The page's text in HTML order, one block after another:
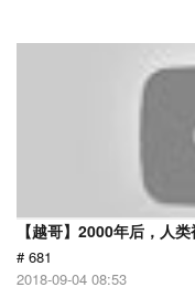
【越哥】2000年后，人
# 681
2018-09-04 08:53